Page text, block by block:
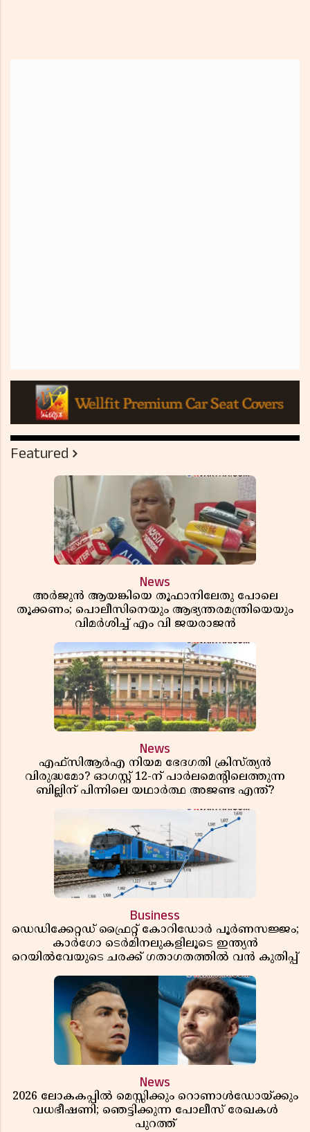
Featured
News
അർജുൻ ആയങ്കിയെ തൂഫാനിലേതു പോലെ
തൂക്കണം; പൊലീസിനെയും ആഭ്യന്തരമന്ത്രിയെയും
വിമർശിച്ച് എം വി ജയരാജൻ
News
എഫ്സിആർഎ നിയമ ഭേദഗതി ക്രിസ്ത്യൻ
വിരുദ്ധമോ? ഓഗസ്റ്റ് 12-ന് പാർലമെന്റിലെത്തുന്ന
ബില്ലിന് പിന്നിലെ യഥാർത്ഥ അജണ്ട എന്ത്?
Business
ഡെഡിക്കേറ്റഡ് ഫ്രൈറ്റ് കോറിഡോർ പൂർണസജ്ജം;
കാർഗോ ടെർമിനലുകളിലൂടെ ഇന്ത്യൻ
റെയിൽവേയുടെ ചരക്ക് ഗതാഗതത്തിൽ വൻ കുതിപ്പ്
News
2026 ലോകകപ്പിൽ മെസ്സിക്കും റൊണാൾഡോയ്ക്കും
വധഭീഷണി; ഞെട്ടിക്കുന്ന പോലീസ് രേഖകൾ
പുറത്ത്